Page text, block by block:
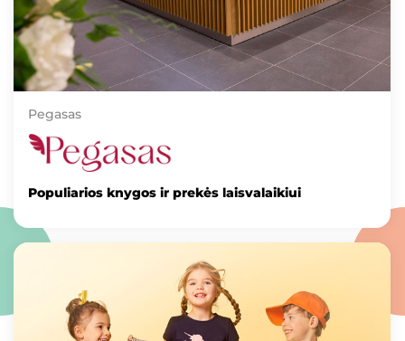
Pegasas
Populiarios knygos ir prekės laisvalaikiui